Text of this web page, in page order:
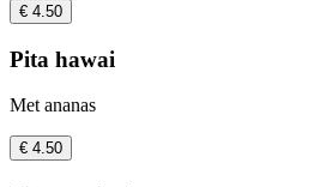
€ 4.50
Pita hawai
Met ananas
€ 4.50